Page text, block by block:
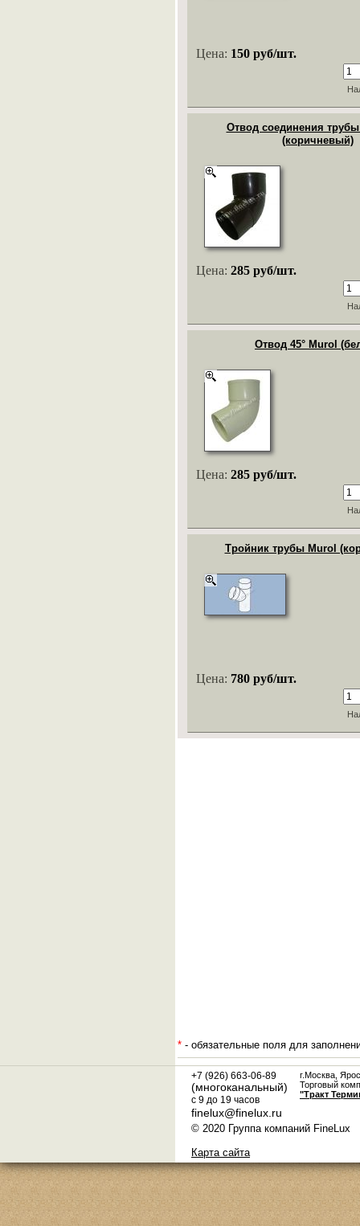
Цена: 150 руб/шт.
Отвод соединения трубы
(коричневый)
Цена: 285 руб/шт.
Отвод 45° Murol
Цена: 285 руб/шт.
Тройник трубы Murol
Цена: 780 руб/шт.
* - обязательные поля для
+7 (926) 663-06-89
(многоканальный)
с 9 до 19 часов
finelux@finelux.ru
г.Москва,
Торговый
"Тракт
© 2020 Группа компаний FineLux
Карта сайта